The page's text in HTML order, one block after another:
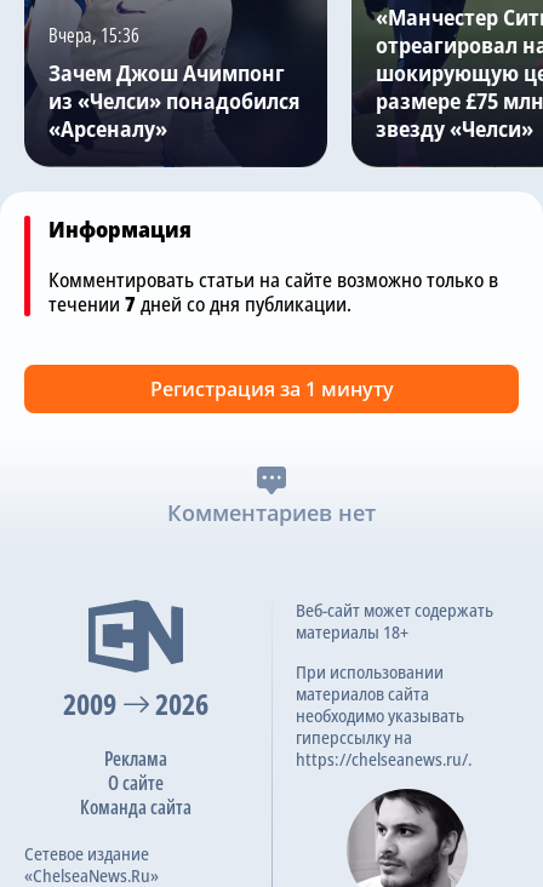
Вчера, 15:36
Зачем Джош Ачимпонг
из «Челси» понадобился
«Арсеналу»
«Манчестер
отреагировал
шокирующую
размере £75
звезду «Челси»
Информация
Комментировать статьи на сайте возможно только в
течении 7дней со дня публикации.
Регистрация за 1 минуту
Комментариев нет
2009 2026
Реклама
О сайте
Команда сайта
Сетевое издание
«ChelseaNews.Ru»
Веб-сайт может содержать
материалы 18+
При использовании
материалов сайта
необходимо указывать
гиперссылку на
https://chelseanews.ru/.